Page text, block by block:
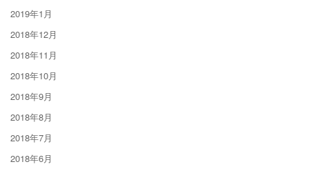
2019年1月
2018年12月
2018年11月
2018年10月
2018年9月
2018年8月
2018年7月
2018年6月